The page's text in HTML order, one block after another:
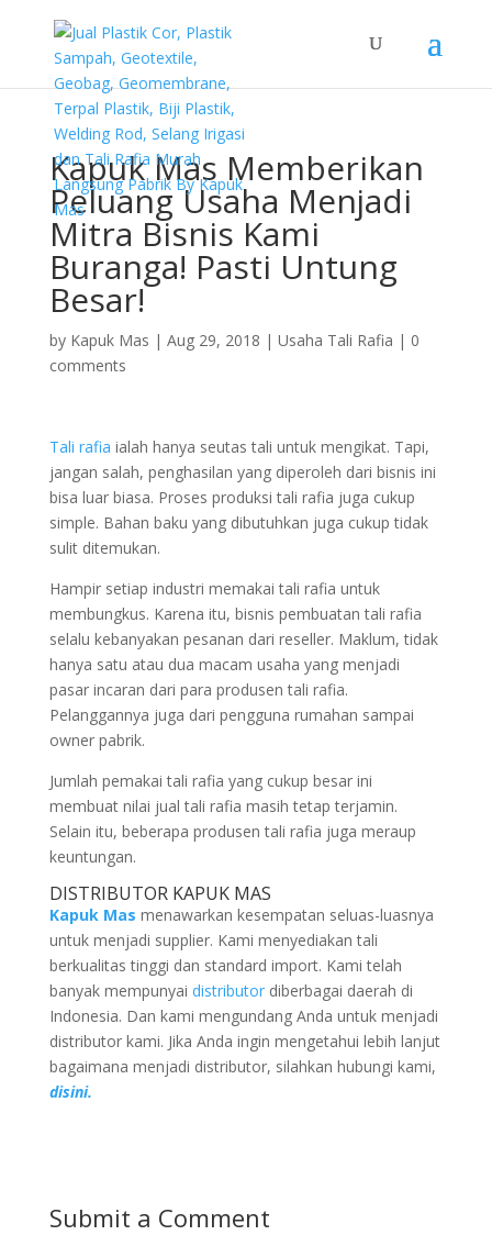
Kapuk Mas Memberikan
Peluang Usaha Menjadi
Mitra Bisnis Kami
Buranga! Pasti Untung
Besar!
by Kapuk Mas | Aug 29, 2018 | Usaha Tali Rafia | 0
comments
Tali rafia ialah hanya seutas tali untuk mengikat. Tapi,
jangan salah, penghasilan yang diperoleh dari bisnis ini
bisa luar biasa. Proses produksi tali rafia juga cukup
simple. Bahan baku yang dibutuhkan juga cukup tidak
sulit ditemukan.
Hampir setiap industri memakai tali rafia untuk
membungkus. Karena itu, bisnis pembuatan tali rafia
selalu kebanyakan pesanan dari reseller. Maklum, tidak
hanya satu atau dua macam usaha yang menjadi
pasar incaran dari para produsen tali rafia.
Pelanggannya juga dari pengguna rumahan sampai
owner pabrik.
Jumlah pemakai tali rafia yang cukup besar ini
membuat nilai jual tali rafia masih tetap terjamin.
Selain itu, beberapa produsen tali rafia juga meraup
keuntungan.
DISTRIBUTOR KAPUK MAS
Kapuk Mas menawarkan kesempatan seluas-luasnya
untuk menjadi supplier. Kami menyediakan tali
berkualitas tinggi dan standard import. Kami telah
banyak mempunyai distributordiberbagai daerah di
Indonesia. Dan kami mengundang Anda untuk menjadi
distributor kami. Jika Anda ingin mengetahui lebih lanjut
bagaimana menjadi distributor, silahkan hubungi kami,
disini.
Submit a Comment